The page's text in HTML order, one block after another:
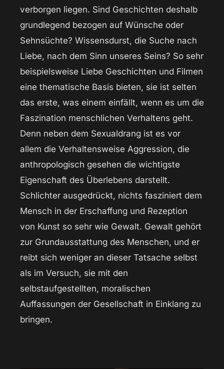
verborgen liegen. Sind Geschichten deshalb
grundlegend bezogen auf Wünsche oder
Sehnsüchte? Wissensdurst, die Suche nach
Liebe, nach dem Sinn unseres Seins? So sehr
beispielsweise Liebe Geschichten und Filmen
eine thematische Basis bieten, sie ist selten
das erste, was einem einfällt, wenn es um die
Faszination menschlichen Verhaltens geht.
Denn neben dem Sexualdrang ist es vor
allem die Verhaltensweise Aggression, die
anthropologisch gesehen die wichtigste
Eigenschaft des Überlebens darstellt.
Schlichter ausgedrückt, nichts fasziniert dem
Mensch in der Erschaffung und Rezeption
von Kunst so sehr wie Gewalt. Gewalt gehört
zur Grundausstattung des Menschen, und er
reibt sich weniger an dieser Tatsache selbst
als im Versuch, sie mit den
selbstaufgestellten, moralischen
Auffassungen der Gesellschaft in Einklang zu
bringen.